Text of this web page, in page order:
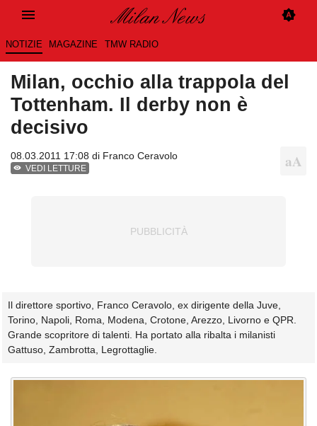
NOTIZIE MAGAZINE TMW RADIO
Milan, occhio alla trappola del
Tottenham. Il derby non è
decisivo
08.03.2011 17:08 di Franco Ceravolo
VEDI LETTURE
Il direttore sportivo, Franco Ceravolo, ex dirigente della Juve,
Torino, Napoli, Roma, Modena, Crotone, Arezzo, Livorno e QPR.
Grande scopritore di talenti. Ha portato alla ribalta i milanisti
Gattuso, Zambrotta, Legrottaglie.